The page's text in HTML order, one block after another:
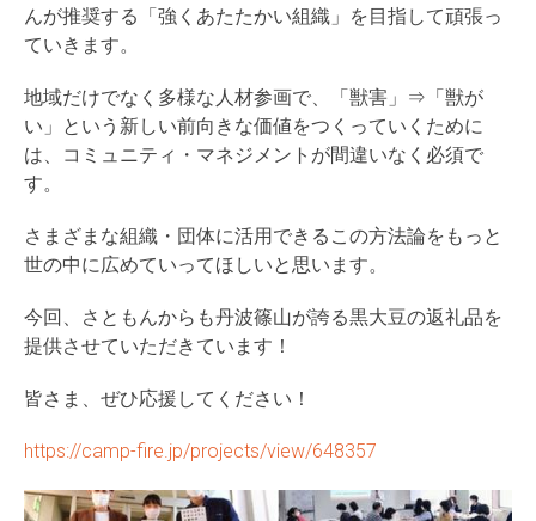
んが推奨する「強くあたたかい組織」を目指して頑張っ
ていきます。
地域だけでなく多様な人材参画で、「獣害」⇒「獣が
い」という新しい前向きな価値をつくっていくために
は、コミュニティ・マネジメントが間違いなく必須で
す。
さまざまな組織・団体に活用できるこの方法論をもっと
世の中に広めていってほしいと思います。
今回、さともんからも丹波篠山が誇る黒大豆の返礼品を
提供させていただきています！
皆さま、ぜひ応援してください！
https://camp-fire.jp/projects/view/648357